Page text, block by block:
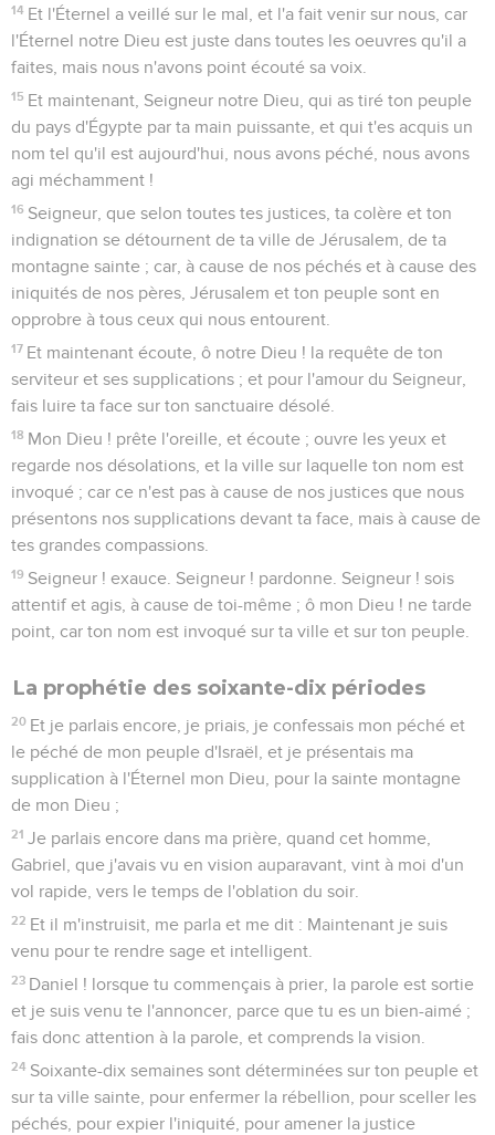
14 Et l'Éternel a veillé sur le mal, et l'a fait venir sur nous, car
l'Éternel notre Dieu est juste dans toutes les oeuvres qu'il a
faites, mais nous n'avons point écouté sa voix.
15 Et maintenant, Seigneur notre Dieu, qui as tiré ton peuple
du pays d'Égypte par ta main puissante, et qui t'es acquis un
nom tel qu'il est aujourd'hui, nous avons péché, nous avons
agi méchamment !
16 Seigneur, que selon toutes tes justices, ta colère et ton
indignation se détournent de ta ville de Jérusalem, de ta
montagne sainte ; car, à cause de nos péchés et à cause des
iniquités de nos pères, Jérusalem et ton peuple sont en
opprobre à tous ceux qui nous entourent.
17 Et maintenant écoute, ô notre Dieu ! la requête de ton
serviteur et ses supplications ; et pour l'amour du Seigneur,
fais luire ta face sur ton sanctuaire désolé.
18 Mon Dieu ! prête l'oreille, et écoute ; ouvre les yeux et
regarde nos désolations, et la ville sur laquelle ton nom est
invoqué ; car ce n'est pas à cause de nos justices que nous
présentons nos supplications devant ta face, mais à cause de
tes grandes compassions.
19 Seigneur ! exauce. Seigneur ! pardonne. Seigneur ! sois
attentif et agis, à cause de toi-même ; ô mon Dieu ! ne tarde
point, car ton nom est invoqué sur ta ville et sur ton peuple.
La prophétie des soixante-dix périodes
20 Et je parlais encore, je priais, je confessais mon péché et
le péché de mon peuple d'Israël, et je présentais ma
supplication à l'Éternel mon Dieu, pour la sainte montagne
de mon Dieu ;
21 Je parlais encore dans ma prière, quand cet homme,
Gabriel, que j'avais vu en vision auparavant, vint à moi d'un
vol rapide, vers le temps de l'oblation du soir.
22 Et il m'instruisit, me parla et me dit : Maintenant je suis
venu pour te rendre sage et intelligent.
23 Daniel ! lorsque tu commençais à prier, la parole est sortie
et je suis venu te l'annoncer, parce que tu es un bien-aimé ;
fais donc attention à la parole, et comprends la vision.
24 Soixante-dix semaines sont déterminées sur ton peuple et
sur ta ville sainte, pour enfermer la rébellion, pour sceller les
péchés, pour expier l'iniquité, pour amener la justice